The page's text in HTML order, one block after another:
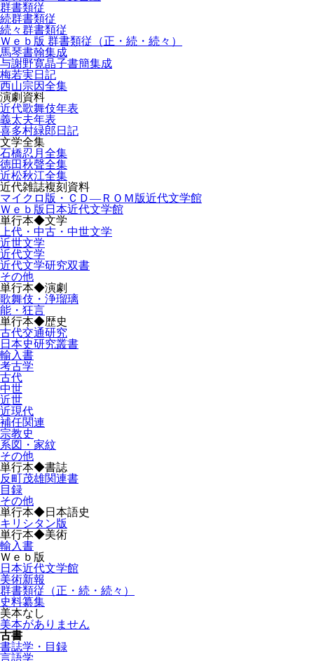
群書類従
続群書類従
続々群書類従
Ｗｅｂ版 群書類従（正・続・続々）
馬琴書翰集成
与謝野寛晶子書簡集成
梅若実日記
西山宗因全集
演劇資料
近代歌舞伎年表
義太夫年表
喜多村緑郎日記
文学全集
石橋忍月全集
徳田秋聲全集
近松秋江全集
近代雑誌複刻資料
マイクロ版・ＣＤ―ＲＯＭ版近代文学館
Ｗｅｂ版日本近代文学館
単行本◆文学
上代・中古・中世文学
近世文学
近代文学
近代文学研究双書
その他
単行本◆演劇
歌舞伎・浄瑠璃
能・狂言
単行本◆歴史
古代交通研究
日本史研究叢書
輸入書
考古学
古代
中世
近世
近現代
補任関連
宗教史
系図・家紋
その他
単行本◆書誌
反町茂雄関連書
目録
その他
単行本◆日本語史
キリシタン版
単行本◆美術
輸入書
Ｗｅｂ版
日本近代文学館
美術新報
群書類従（正・続・続々）
史料纂集
美本なし
美本がありません
古書
書誌学・目録
言語学